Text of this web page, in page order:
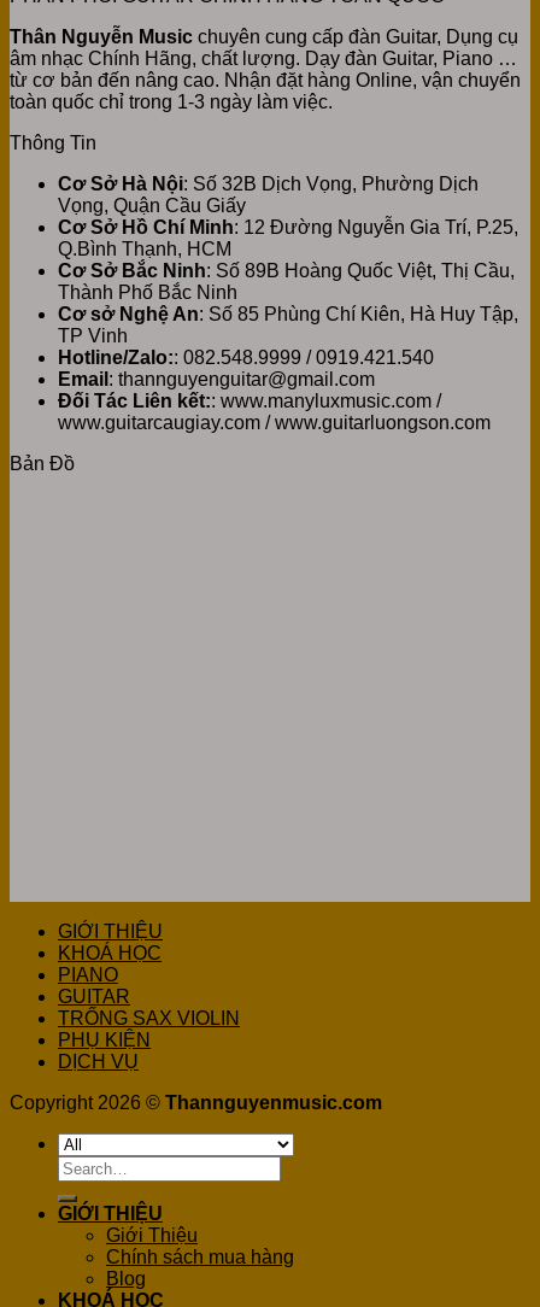
Thân Nguyễn Music chuyên cung cấp đàn Guitar, Dụng cụ
âm nhạc Chính Hãng, chất lượng. Dạy đàn Guitar, Piano …
từ cơ bản đến nâng cao. Nhận đặt hàng Online, vận chuyển
toàn quốc chỉ trong 1-3 ngày làm việc.
Thông Tin
Cơ Sở Hà Nội: Số 32B Dịch Vọng, Phường Dịch
Vọng, Quận Cầu Giấy
Cơ Sở Hồ Chí Minh: 12 Đường Nguyễn Gia Trí, P.25,
Q.Bình Thạnh, HCM
Cơ Sở Bắc Ninh: Số 89B Hoàng Quốc Việt, Thị Cầu,
Thành Phố Bắc Ninh
Cơ sở Nghệ An: Số 85 Phùng Chí Kiên, Hà Huy Tập,
TP Vinh
Hotline/Zalo:: 082.548.9999 / 0919.421.540
Email : thannguyenguitar@gmail.com
Đối Tác Liên kết:: www.manyluxmusic.com /
www.guitarcaugiay.com / www.guitarluongson.com
Bản Đồ
GIỚI THIỆU
KHOÁ HỌC
PIANO
GUITAR
TRỐNG SAX VIOLIN
PHỤ KIỆN
DỊCH VỤ
Copyright 2026 © Thannguyenmusic.com
Search
for:
GIỚI THIỆU
Giới Thiệu
Chính sách mua hàng
Blog
KHOÁ HỌC